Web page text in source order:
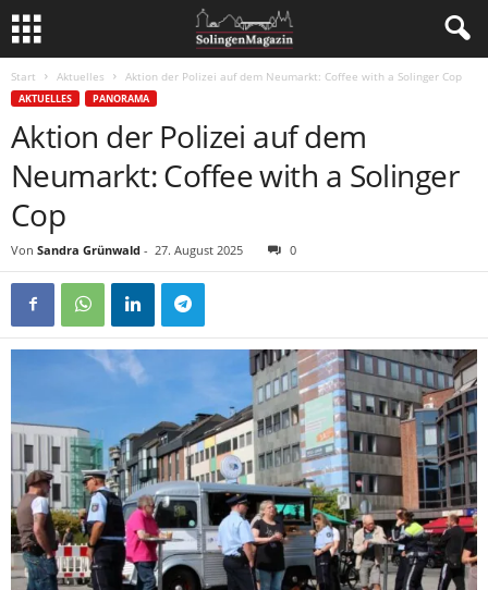
Start Aktuelles Aktion der Polizei auf dem Neumarkt: Coffee with a Solinger Cop
AKTUELLES PANORAMA
Aktion der Polizei auf dem
Neumarkt: Coffee with a Solinger
Cop
Von Sandra Grünwald - 27. August 2025 0